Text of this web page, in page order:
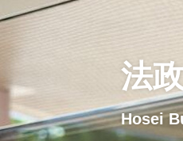
法
Hosei